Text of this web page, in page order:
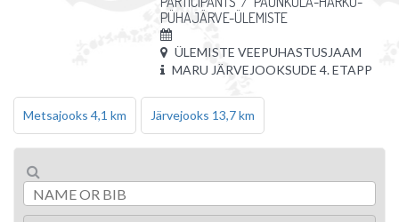
PÜHAJÄRVE-ÜLEMISTE
ÜLEMISTE VEEPUHASTUSJAAM
MARU JÄRVEJOOKSUDE 4. ETAPP
Metsajooks 4,1 km Järvejooks 13,7 km